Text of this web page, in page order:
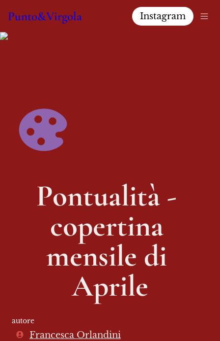
Punto&Virgola Instagram
Pontualità -
copertina
mensile di
Aprile
autore
Francesca Orlandini